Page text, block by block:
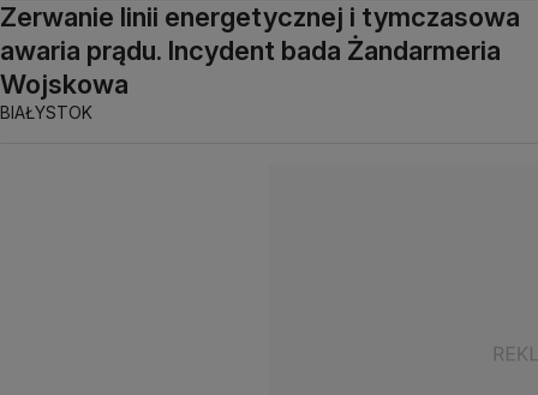
Zerwanie linii energetycznej i tymczasowa
awaria prądu. Incydent bada Żandarmeria
Wojskowa
BIAŁYSTOK